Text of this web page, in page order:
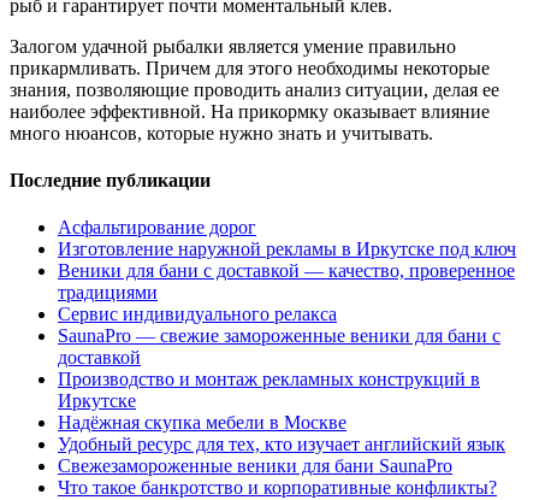
рыб и гарантирует почти моментальный клев.
Залогом удачной рыбалки является умение правильно
прикармливать. Причем для этого необходимы некоторые
знания, позволяющие проводить анализ ситуации, делая ее
наиболее эффективной. На прикормку оказывает влияние
много нюансов, которые нужно знать и учитывать.
Последние публикации
Асфальтирование дорог
Изготовление наружной рекламы в Иркутске под ключ
Веники для бани с доставкой — качество, проверенное
традициями
Сервис индивидуального релакса
SaunaPro — свежие замороженные веники для бани с
доставкой
Производство и монтаж рекламных конструкций в
Иркутске
Надёжная скупка мебели в Москве
Удобный ресурс для тех, кто изучает английский язык
Свежезамороженные веники для бани SaunaPro
Что такое банкротство и корпоративные конфликты?